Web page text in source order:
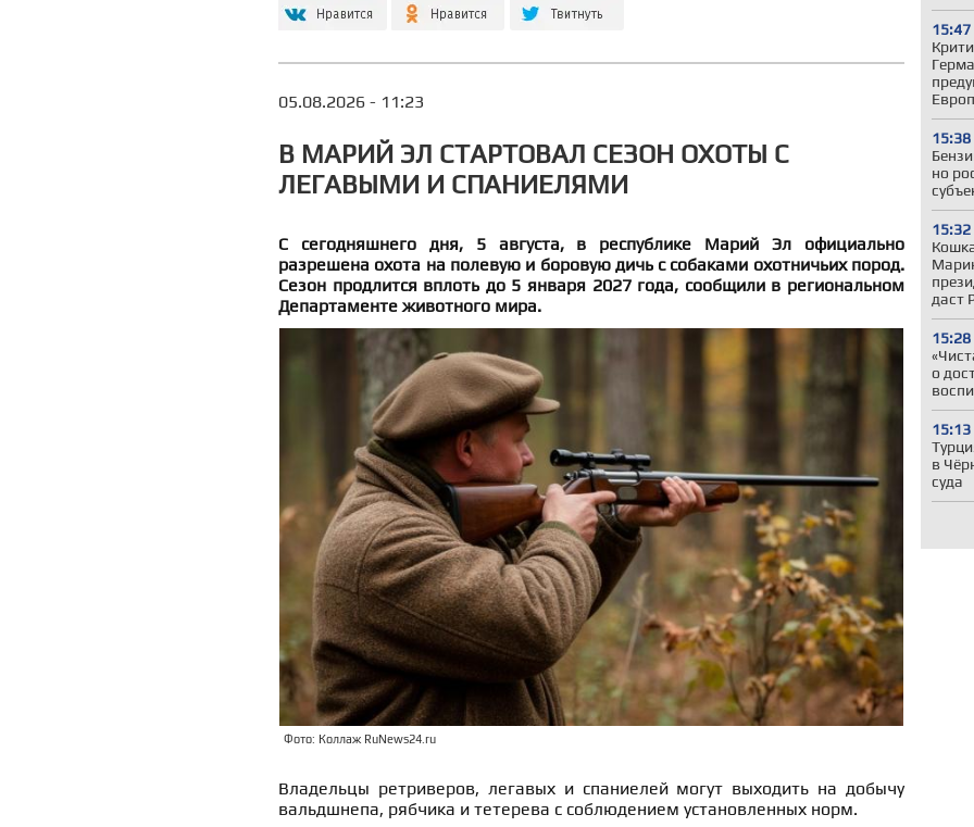
15:47
15:38
но
15:32
даст
15:28
о
15:13
в
суда
05.08.2026 - 11:23
В МАРИЙ ЭЛ СТАРТОВАЛ СЕЗОН ОХОТЫ С
ЛЕГАВЫМИ И СПАНИЕЛЯМИ
С сегодняшнего дня, 5 августа, в республике Марий Эл официально
разрешена охота на полевую и боровую дичь с собаками охотничьих пород.
Сезон продлится вплоть до 5 января 2027 года, сообщили в региональном
Департаменте животного мира.
Фото: Коллаж RuNews24.ru
Владельцы ретриверов, легавых и спаниелей могут выходить на добычу
вальдшнепа, рябчика и тетерева с соблюдением установленных норм.